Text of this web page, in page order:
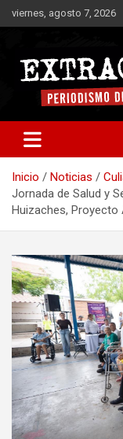
Saltar
al
viernes, agosto 7, 2026
Inicio Noticias
Jornada de Salud y
Huizaches, Proyecto